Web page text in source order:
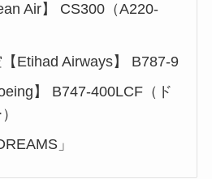
Air】 CS300（A220-
Etihad Airways】 B787-9
】 B747-400LCF（ド
」